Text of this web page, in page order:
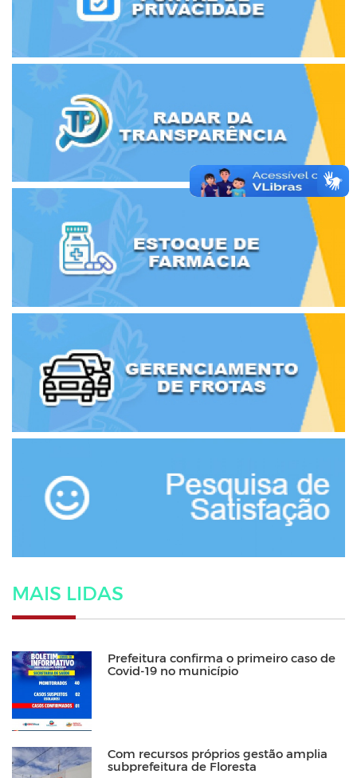
MAIS LIDAS
Prefeitura confirma o primeiro caso de
Covid-19 no município
Com recursos próprios gestão amplia
subprefeitura de Floresta